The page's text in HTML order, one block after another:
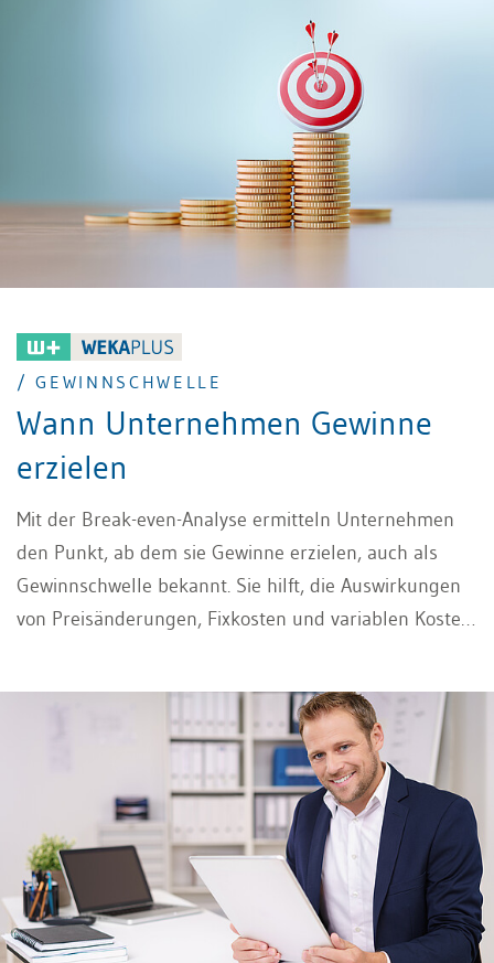
/ GEWINNSCHWELLE
Wann Unternehmen Gewinne
erzielen
Mit der Break-even-Analyse ermitteln Unternehmen
den Punkt, ab dem sie Gewinne erzielen, auch als
Gewinnschwelle bekannt. Sie hilft, die Auswirkungen
von Preisänderungen, Fixkosten und variablen Kosten